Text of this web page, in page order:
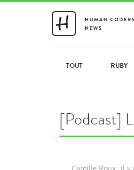
TOUT RUBY
[Podcast]